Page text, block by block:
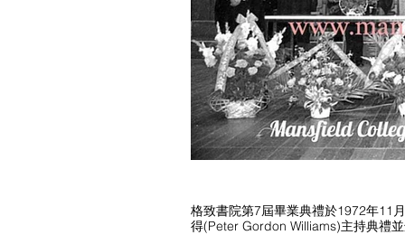
格致書院第7屆畢業典禮於​1972年11
得(Peter Gordon Williams)主持典禮